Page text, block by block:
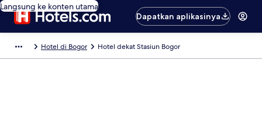
Langsung ke konten utama
Dapatkan aplikasinya
Hotel di Bogor Hotel dekat Stasiun Bogor